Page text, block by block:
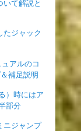
いて解説と
たジャック
アルのコ
補足説明
）時にはア
部分
ニジャンプ